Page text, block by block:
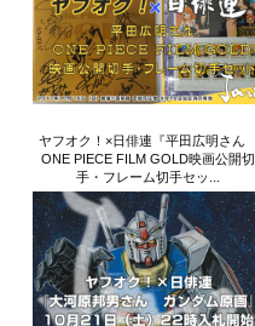
ヤフオク！×日俳連『平田広明さん
ONE PIECE FILM GOLD映画公開切
手・フレーム切手セッ...